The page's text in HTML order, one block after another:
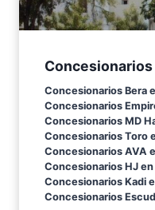
Concesionarios
Concesionarios Bera
Concesionarios
Concesionarios MD
Concesionarios Toro
Concesionarios AVA
Concesionarios HJ
Concesionarios Kadi
Concesionarios